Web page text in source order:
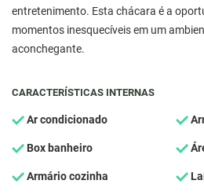
entretenimento. Esta chácara é a
momentos inesquecíveis em um
aconchegante.
CARACTERÍSTICAS INTERNAS
Ar condicionado
Box banheiro
Armário cozinha